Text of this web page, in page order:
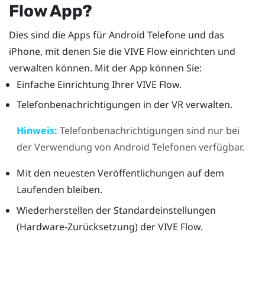
Flow App?
Dies sind die Apps fürAndroid Telefone und das
iPhone, mit denen Sie dieVIVE Flow einrichten und
verwalten können. Mit der App können Sie:
Einfache Einrichtung IhrerVIVE Flow.
Telefonbenachrichtigungen in der VR verwalten.
Hinweis: Telefonbenachrichtigungen sind nur bei
der Verwendung von Android Telefonen verfügbar.
Mit den neuesten Veröffentlichungen auf dem
Laufenden bleiben.
Wiederherstellen der Standardeinstellungen
(Hardware-Zurücksetzung) derVIVE Flow.